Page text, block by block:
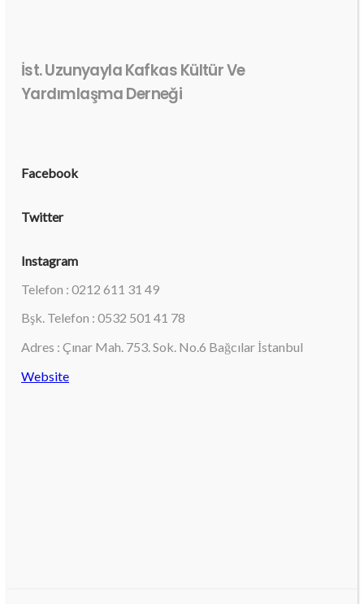
İst. Uzunyayla Kafkas Kültür Ve
Yardımlaşma Derneği
Facebook
Twitter
Instagram
Telefon : 0212 611 31 49
Bşk. Telefon : 0532 501 41 78
Adres : Çınar Mah. 753. Sok. No.6 Bağcılar İstanbul
Website